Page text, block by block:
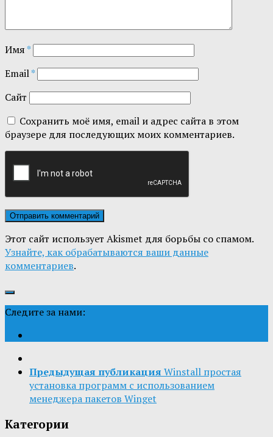
Имя*
Email*
Сайт
Сохранить моё имя, email и адрес сайта в этом
браузере для последующих моих комментариев.
Этот сайт использует Akismet для борьбы со спамом.
Узнайте, как обрабатываются ваши данные
комментариев.
Следите за нами:
Предыдущая публикация Winstall простая
установка программ с использованием
менеджера пакетов Winget
Категории